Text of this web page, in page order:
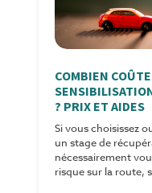
COMBIEN
? PRIX ET AIDES
Si vous choisissez
un stage de
nécessairement
risque sur la route,